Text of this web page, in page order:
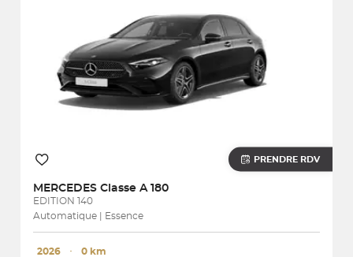
PRENDRE RDV
MERCEDES Classe A 180
EDITION 140
Automatique | Essence
2026 ･ 0 km